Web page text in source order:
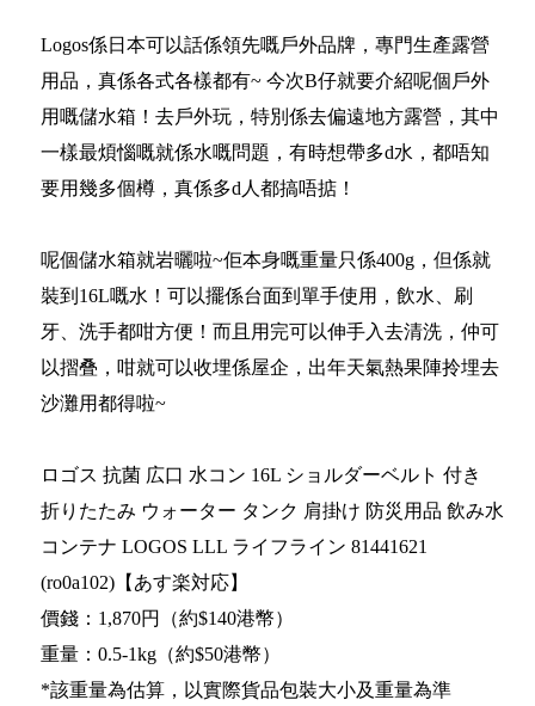
Logos係日本可以話係領先嘅戶外品牌，專門生產露營
用品，真係各式各樣都有~ 今次B仔就要介紹呢個戶外
用嘅儲水箱！去戶外玩，特別係去偏遠地方露營，其中
一樣最煩惱嘅就係水嘅問題，有時想帶多d水，都唔知
要用幾多個樽，真係多d人都搞唔掂！
呢個儲水箱就岩曬啦~佢本身嘅重量只係400g，但係就
裝到16L嘅水！可以擺係台面到單手使用，飲水、刷
牙、洗手都咁方便！而且用完可以伸手入去清洗，仲可
以摺叠，咁就可以收埋係屋企，出年天氣熱果陣拎埋去
沙灘用都得啦~
ロゴス 抗菌 広口 水コン 16L ショルダーベルト 付き
折りたたみ ウォーター タンク 肩掛け 防災用品 飲み水
コンテナ LOGOS LLL ライフライン 81441621
(ro0a102)【あす楽対応】
價錢：1,870円（約$140港幣）
重量：0.5-1kg（約$50港幣）
*該重量為估算，以實際貨品包裝大小及重量為準